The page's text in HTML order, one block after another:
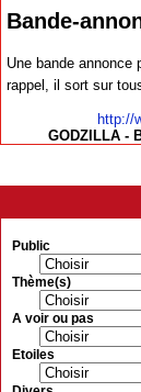
Bande-
Une bande annonce
rappel, il sort sur
http://
GODZILLA -
Public
Thème(s)
A voir ou pas
Etoiles